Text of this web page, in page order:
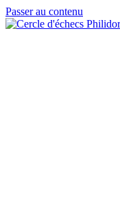
Passer au contenu